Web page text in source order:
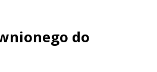
do